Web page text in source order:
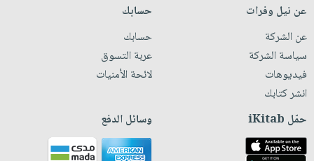
عن نيل وفرات
عن الشركة
سياسة الشركة
فيديوهات
انشر كتابك
حسابك
حسابك
عربة التسوق
لائحة الأمنيات
حمّل iKitab وسائل الدفع